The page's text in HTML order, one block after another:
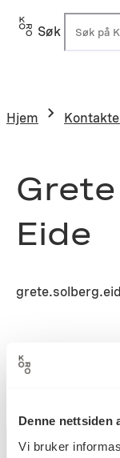
Denne nettsiden
Vi bruker
Søk
Hjem
Eide
(Kunstverk